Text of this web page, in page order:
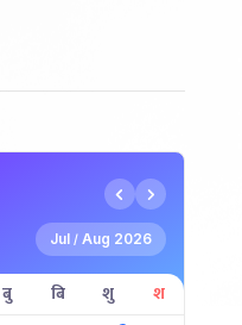
Jul / Aug 2026
बु बि शु श